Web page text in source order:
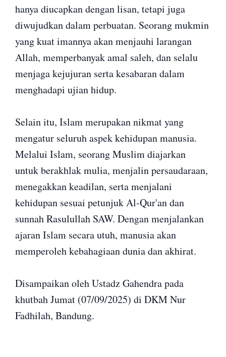
hanya diucapkan dengan lisan, tetapi juga
diwujudkan dalam perbuatan. Seorang mukmin
yang kuat imannya akan menjauhi larangan
Allah, memperbanyak amal saleh, dan selalu
menjaga kejujuran serta kesabaran dalam
menghadapi ujian hidup.
Selain itu, Islam merupakan nikmat yang
mengatur seluruh aspek kehidupan manusia.
Melalui Islam, seorang Muslim diajarkan
untuk berakhlak mulia, menjalin persaudaraan,
menegakkan keadilan, serta menjalani
kehidupan sesuai petunjuk Al-Qur'an dan
sunnah Rasulullah SAW. Dengan menjalankan
ajaran Islam secara utuh, manusia akan
memperoleh kebahagiaan dunia dan akhirat.
Disampaikan oleh Ustadz Gahendra pada
khutbah Jumat (07/09/2025) di DKM Nur
Fadhilah, Bandung.